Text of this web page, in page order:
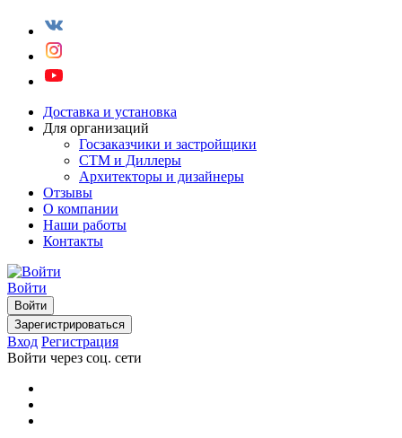
Доставка и установка
Для организаций
Госзаказчики и застройщики
СТМ и Диллеры
Архитекторы и дизайнеры
Отзывы
О компании
Наши работы
Контакты
Войти
Войти
Зарегистрироваться
Вход Регистрация
Войти через соц. сети